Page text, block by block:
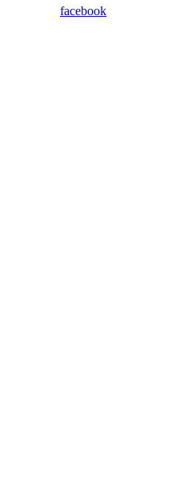
facebook